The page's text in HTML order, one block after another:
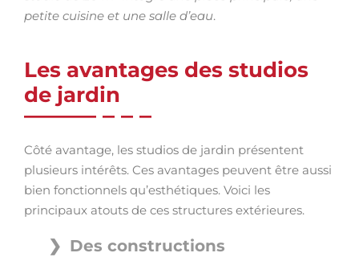
petite cuisine et une salle d’eau.
Les avantages des studios
de jardin
Côté avantage, les studios de jardin présentent
plusieurs intérêts. Ces avantages peuvent être aussi
bien fonctionnels qu’esthétiques. Voici les
principaux atouts de ces structures extérieures.
Des constructions